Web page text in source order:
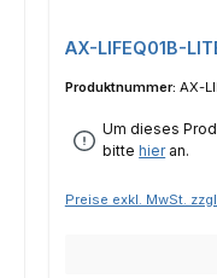
AX-LIFEQ01B-
Produktnummer: AX-
Um dieses
bittehieran.
Preise exkl. MwSt.